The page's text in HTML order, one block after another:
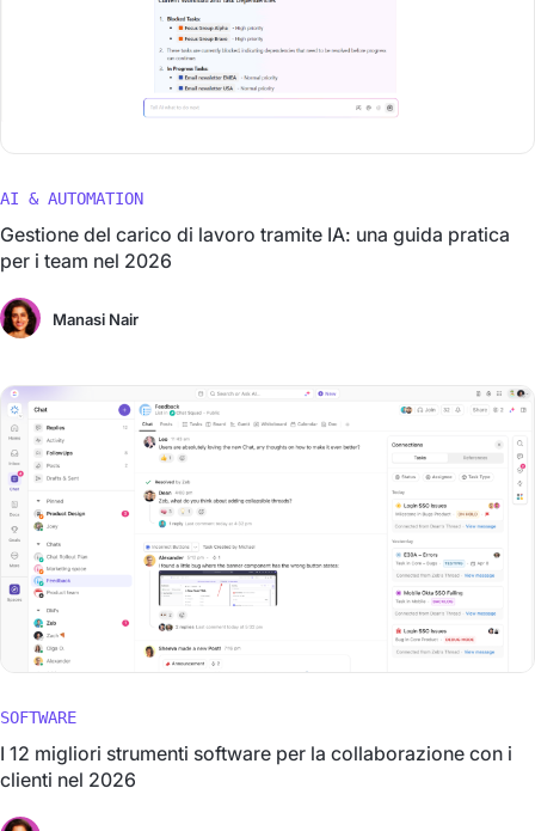
AI & AUTOMATION
Gestione del carico di lavoro tramite IA: una guida pratica
per i team nel 2026
Manasi Nair
SOFTWARE
I 12 migliori strumenti software per la collaborazione con i
clienti nel 2026